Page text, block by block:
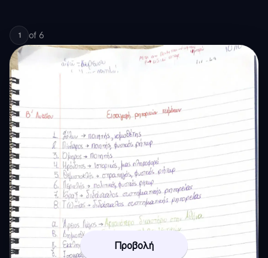
1 of 6
Προβολή